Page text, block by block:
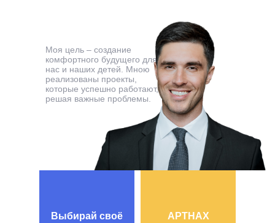
Моя цель – создание
комфортного будущего для
нас и наших детей. Мною
реализованы проекты,
которые успешно работают,
решая важные проблемы.
Выбирай своё АРТНАХ